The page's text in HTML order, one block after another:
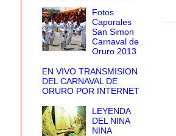
Fotos
Caporales
San Simon
Carnaval de
Oruro 2013
EN VIVO TRANSMISION
DEL CARNAVAL DE
ORURO POR INTERNET
LEYENDA
DEL NINA
NINA